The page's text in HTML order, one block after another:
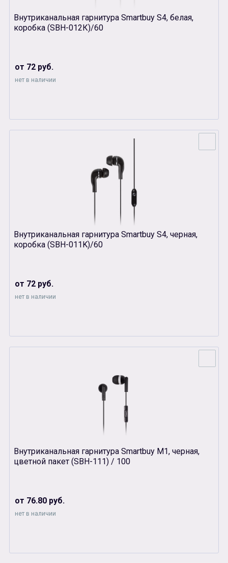
Внутриканальная гарнитура Smartbuy S4, белая,
коробка (SBH-012К)/60
от 72 руб.
нет в наличии
Внутриканальная гарнитура Smartbuy S4, черная,
коробка (SBH-011K)/60
от 72 руб.
нет в наличии
Внутриканальная гарнитура Smartbuy М1, черная,
цветной пакет (SBH-111) / 100
от 76.80 руб.
нет в наличии